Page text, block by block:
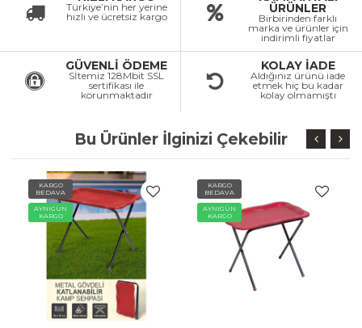
Türkiye’nin her yerine
hızlı ve ücretsiz kargo
ÜRÜNLER
Birbirinden farklı
marka ve ürünler için
indirimli fiyatlar
GÜVENLİ ÖDEME
Sİtemiz 128Mbit SSL
sertifikası ile
korunmaktadır
KOLAY İADE
Aldığınız ürünü iade
etmek hiç bu kadar
kolay olmamıştı
Bu Ürünler İlginizi Çekebilir
KARGO
BEDAVA
AYNIGÜN
KARGO
KARGO
BEDAVA
AYNIGÜN
KARGO